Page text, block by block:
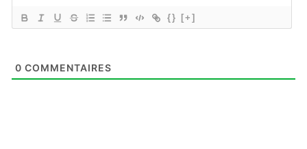
{} [+]
0 COMMENTAIRES